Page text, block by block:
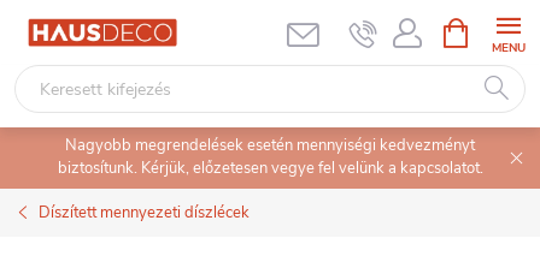
Ugrás
tartalomhoz
KOSÁR
Nagyobb megrendelések esetén mennyiségi kedvezményt
biztosítunk. Kérjük, előzetesen vegye fel velünk a kapcsolatot.
Díszített mennyezeti díszlécek